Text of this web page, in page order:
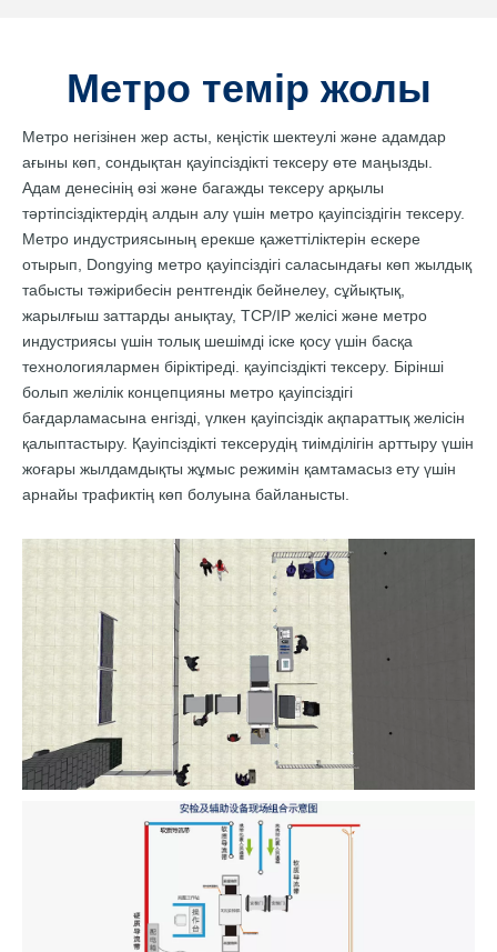
Метро темір жолы
Метро негізінен жер асты, кеңістік шектеулі және адамдар
ағыны көп, сондықтан қауіпсіздікті тексеру өте маңызды.
Адам денесінің өзі және багажды тексеру арқылы
тәртіпсіздіктердің алдын алу үшін метро қауіпсіздігін тексеру.
Метро индустриясының ерекше қажеттіліктерін ескере
отырып, Dongying метро қауіпсіздігі саласындағы көп жылдық
табысты тәжірибесін рентгендік бейнелеу, сұйықтық,
жарылғыш заттарды анықтау, TCP/IP желісі және метро
индустриясы үшін толық шешімді іске қосу үшін басқа
технологиялармен біріктіреді. қауіпсіздікті тексеру. Бірінші
болып желілік концепцияны метро қауіпсіздігі
бағдарламасына енгізді, үлкен қауіпсіздік ақпараттық желісін
қалыптастыру. Қауіпсіздікті тексерудің тиімділігін арттыру үшін
жоғары жылдамдықты жұмыс режимін қамтамасыз ету үшін
арнайы трафиктің көп болуына байланысты.